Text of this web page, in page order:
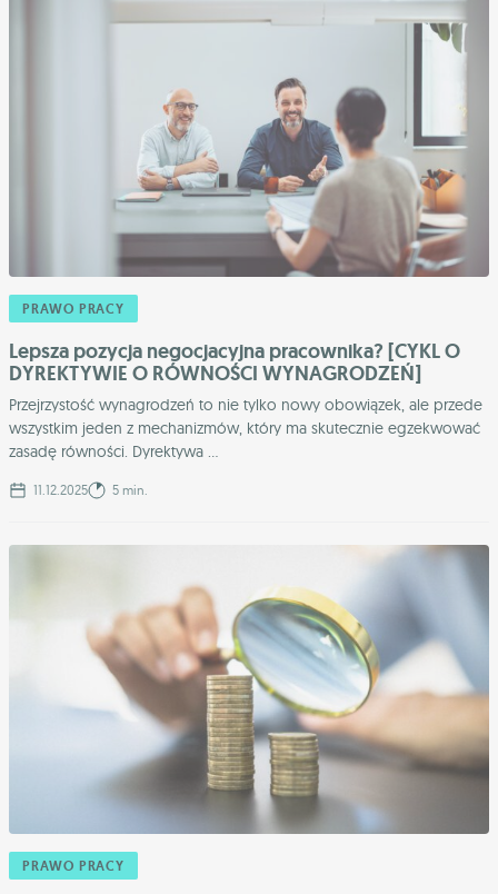
PRAWO PRACY
Lepsza pozycja negocjacyjna pracownika? [CYKL O
DYREKTYWIE O RÓWNOŚCI WYNAGRODZEŃ]
Przejrzystość wynagrodzeń to nie tylko nowy obowiązek, ale przede
wszystkim jeden z mechanizmów, który ma skutecznie egzekwować
zasadę równości. Dyrektywa ...
11.12.2025 5 min.
PRAWO PRACY